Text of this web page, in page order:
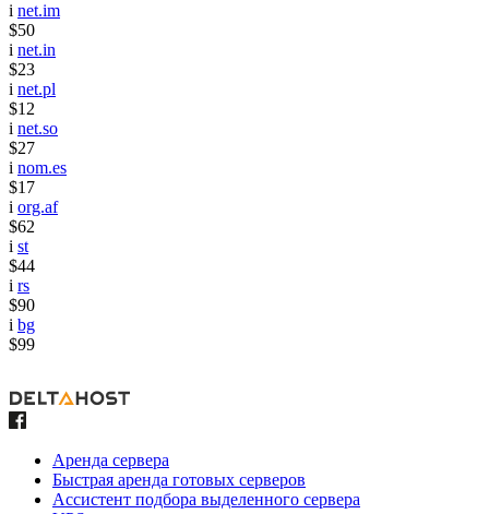
i net.im
$50
i net.in
$23
i net.pl
$12
i net.so
$27
i nom.es
$17
i org.af
$62
i st
$44
i rs
$90
i bg
$99
Аренда сервера
Быстрая аренда готовых серверов
Ассистент подбора выделенного сервера